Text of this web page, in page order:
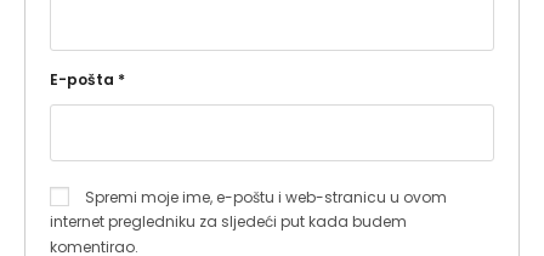
E-pošta *
Spremi moje ime, e-poštu i web-stranicu u ovom
internet pregledniku za sljedeći put kada budem
komentirao.